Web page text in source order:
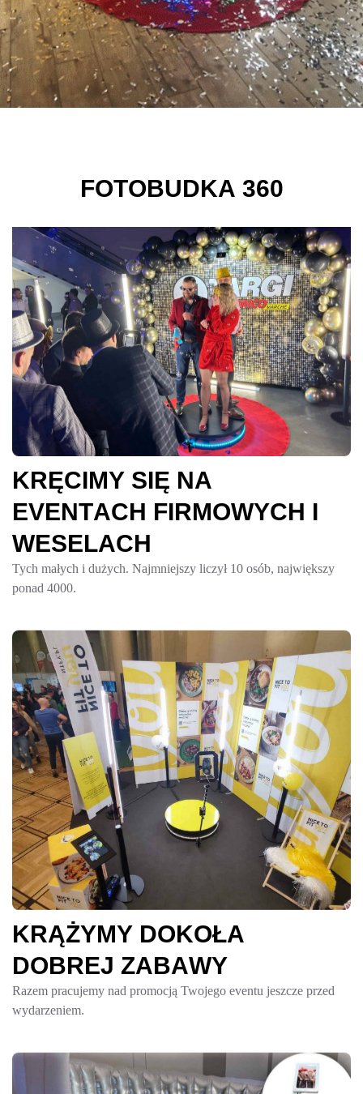
FOTOBUDKA 360
KRĘCIMY SIĘ NA
EVENTACH FIRMOWYCH I
WESELACH
Tych małych i dużych. Najmniejszy liczył 10 osób, największy
ponad 4000.
KRĄŻYMY DOKOŁA
DOBREJ ZABAWY
Razem pracujemy nad promocją Twojego eventu jeszcze przed
wydarzeniem.